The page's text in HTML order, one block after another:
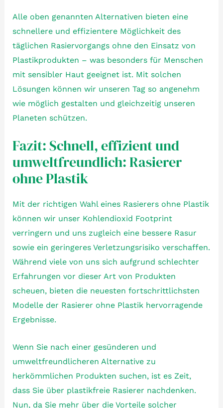
Alle oben genannten Alternativen bieten eine
schnellere und effizientere Möglichkeit des
täglichen Rasiervorgangs ohne den Einsatz von
Plastikprodukten – was besonders für Menschen
mit sensibler Haut geeignet ist. Mit solchen
Lösungen können wir unseren Tag so angenehm
wie möglich gestalten und gleichzeitig unseren
Planeten schützen.
Fazit: Schnell, effizient und
umweltfreundlich: Rasierer
ohne Plastik
Mit der richtigen Wahl eines Rasierers ohne Plastik
können wir unser Kohlendioxid Footprint
verringern und uns zugleich eine bessere Rasur
sowie ein geringeres Verletzungsrisiko verschaffen.
Während viele von uns sich aufgrund schlechter
Erfahrungen vor dieser Art von Produkten
scheuen, bieten die neuesten fortschrittlichsten
Modelle der Rasierer ohne Plastik hervorragende
Ergebnisse.
Wenn Sie nach einer gesünderen und
umweltfreundlicheren Alternative zu
herkömmlichen Produkten suchen, ist es Zeit,
dass Sie über plastikfreie Rasierer nachdenken.
Nun, da Sie mehr über die Vorteile solcher